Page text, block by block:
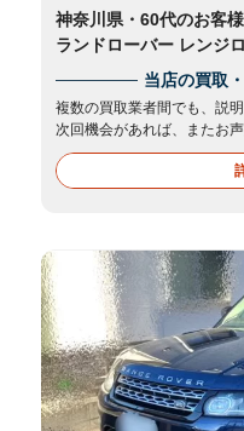
神奈川県・60代のお客
ランドローバー レンジ
当店の買取
複数の買取業者間でも、説
次回機会があれば、またお